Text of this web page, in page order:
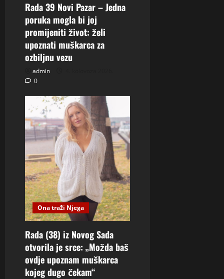
Rada 39 Novi Pazar – Jedna
poruka mogla bi joj
promijeniti život: želi
upoznati muškarca za
ozbiljnu vezu
admin
0
Ona traži Njega
Rada (38) iz Novog Sada
otvorila je srce: „Možda baš
ovdje upoznam muškarca
kojeg dugo čekam“